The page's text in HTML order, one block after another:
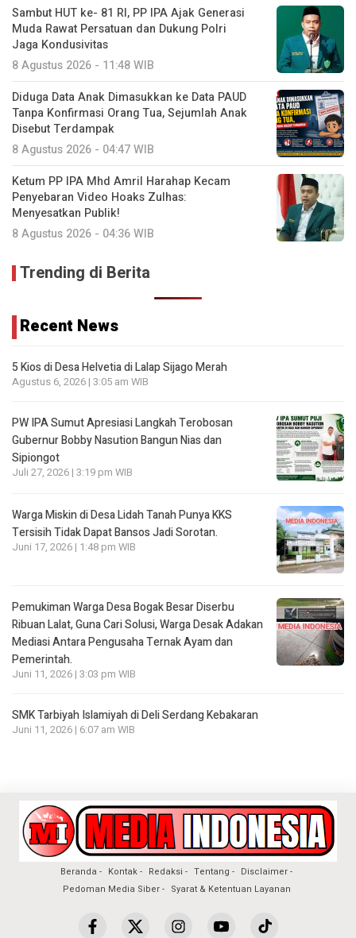
Sambut HUT ke- 81 RI, PP IPA Ajak Generasi
Muda Rawat Persatuan dan Dukung Polri
Jaga Kondusivitas
8 Agustus 2026 - 11:48 WIB
Diduga Data Anak Dimasukkan ke Data PAUD
Tanpa Konfirmasi Orang Tua, Sejumlah Anak
Disebut Terdampak
8 Agustus 2026 - 04:47 WIB
Ketum PP IPA Mhd Amril Harahap Kecam
Penyebaran Video Hoaks Zulhas:
Menyesatkan Publik!
8 Agustus 2026 - 04:36 WIB
Trending di Berita
Recent News
5 Kios di Desa Helvetia di Lalap Sijago Merah
Agustus 6, 2026 | 3:05 am WIB
PW IPA Sumut Apresiasi Langkah Terobosan
Gubernur Bobby Nasution Bangun Nias dan
Sipiongot
Juli 27, 2026 | 3:19 pm WIB
Warga Miskin di Desa Lidah Tanah Punya KKS
Tersisih Tidak Dapat Bansos Jadi Sorotan.
Juni 17, 2026 | 1:48 pm WIB
Pemukiman Warga Desa Bogak Besar Diserbu
Ribuan Lalat, Guna Cari Solusi, Warga Desak Adakan
Mediasi Antara Pengusaha Ternak Ayam dan
Pemerintah.
Juni 11, 2026 | 3:03 pm WIB
SMK Tarbiyah Islamiyah di Deli Serdang Kebakaran
Juni 11, 2026 | 6:07 am WIB
Beranda Kontak Redaksi Tentang
Disclaimer
Pedoman Media Siber
Syarat & Ketentuan Layanan